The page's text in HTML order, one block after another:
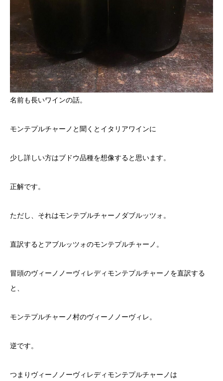
名前も長いワインの話。
モンテプルチャーノと聞くとイタリアワインに
少し詳しい方はブドウ品種を想像すると思います。
正解です。
ただし、それはモンテプルチャーノダブルッツォ。
直訳するとアブルッツォのモンテプルチャーノ。
冒頭のヴィーノノーヴィレディモンテプルチャーノを直訳する
と、
モンテプルチャーノ村のヴィーノノーヴィレ。
逆です。
つまりヴィーノノーヴィレディモンテプルチャーノは